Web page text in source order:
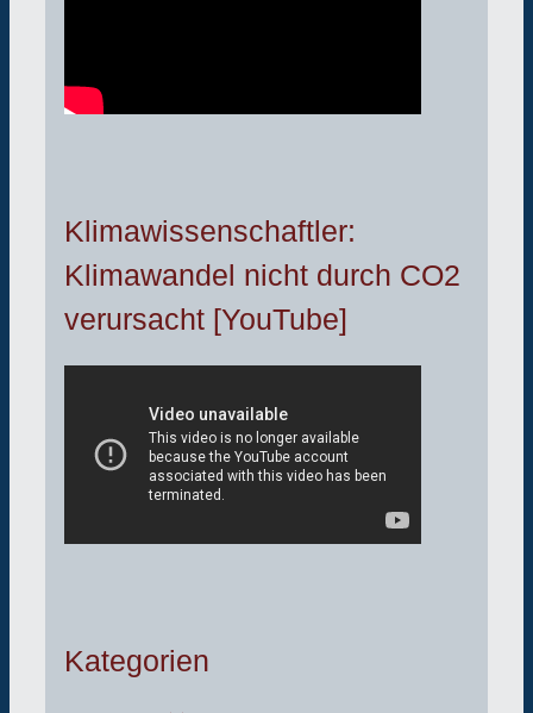
Klimawissenschaftler:
Klimawandel nicht durch CO2
verursacht [YouTube]
Kategorien